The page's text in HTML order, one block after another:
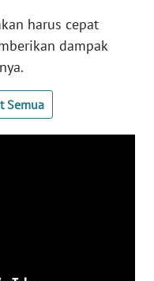
harus cepat
dampak
Semua